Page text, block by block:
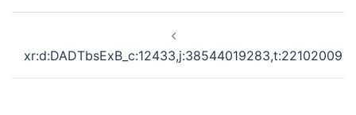
Beitragsnavigation
xr:d:DADTbsExB_c:12433,j:38544019283,t:22102009